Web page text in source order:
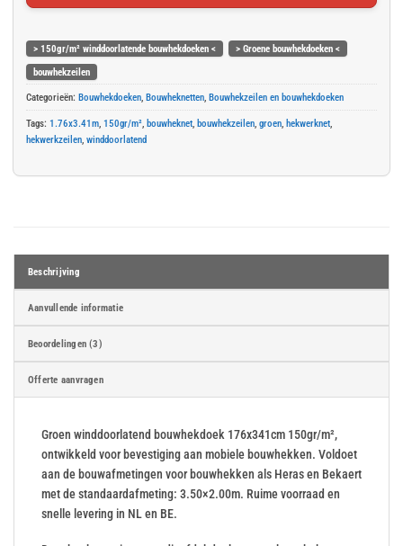
> 150gr/m² winddoorlatende bouwhekdoeken <
> Groene bouwhekdoeken <
bouwhekzeilen
Categorieën: Bouwhekdoeken, Bouwheknetten, Bouwhekzeilen en bouwhekdoeken
Tags: 1.76x3.41m, 150gr/m², bouwheknet, bouwhekzeilen, groen, hekwerknet,
hekwerkzeilen, winddoorlatend
Beschrijving
Aanvullende informatie
Beoordelingen (3)
Offerte aanvragen
Groen winddoorlatend bouwhekdoek 176x341cm 150gr/m²,
ontwikkeld voor bevestiging aan mobiele bouwhekken. Voldoet
aan de bouwafmetingen voor bouwhekken als Heras en Bekaert
met de standaardafmeting: 3.50×2.00m. Ruime voorraad en
snelle levering in NL en BE.